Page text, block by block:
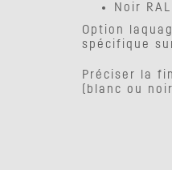
Noir
Option
spécifique
Préciser la
(blanc ou